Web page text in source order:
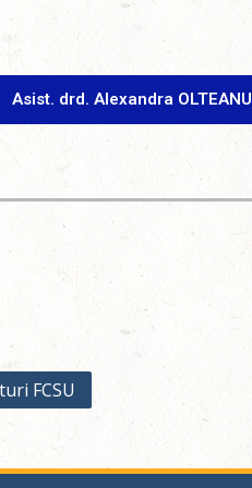
Asist. drd. Alexandra OLTEANU
FCSU